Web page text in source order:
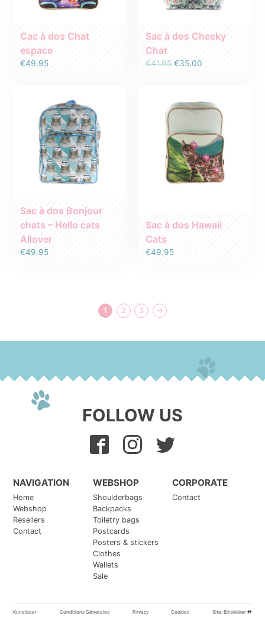
Cac à dos Chat
espace
€49.95
Sac à dos Cheeky
Chat
€41.95 Le
€41.95.
€35.00
€35.00.
Sac à dos Bonjour
chats – Hello cats
Allover
€49.95
Sac à dos Hawaii
Cats
€49.95
1 2 3 →
FOLLOW US
NAVIGATION
Home
Webshop
Resellers
Contact
WEBSHOP
Shoulderbags
Backpacks
Toiletry bags
Postcards
Posters & stickers
Clothes
Wallets
Sale
CORPORATE
Contact
Kunstboer Conditions Génerales Privacy Cookies Site: Blitskikker 🐸